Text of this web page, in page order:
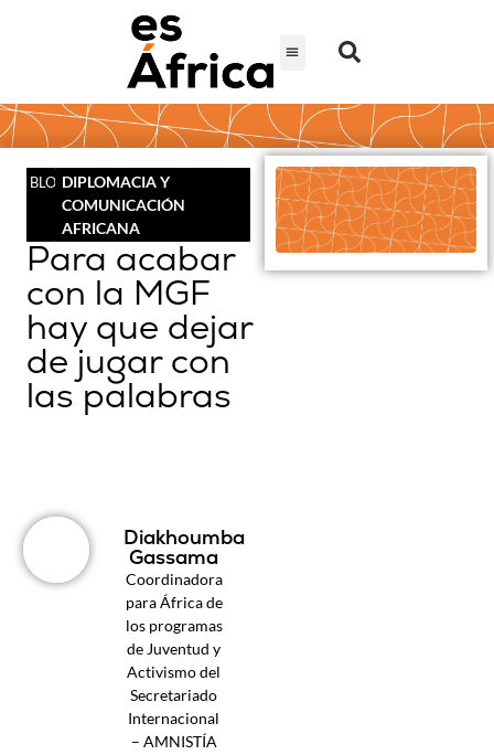
BLOGDIPLOMACIA Y
COMUNICACIÓN
AFRICANA
Para acabar
con la MGF
hay que dejar
de jugar con
las palabras
Diakhoumba
Gassama
Coordinadora
para África de
los programas
de Juventud y
Activismo del
Secretariado
Internacional
– AMNISTÍA